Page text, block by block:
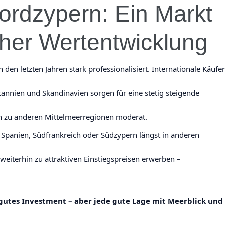
Ein Markt
Wertentwicklung
letzten Jahren stark professionalisiert. Internationale Käufer
und Skandinavien sorgen für eine stetig steigende
zu anderen Mittelmeerregionen moderat.
Südfrankreich oder Südzypern längst in anderen
weiterhin zu attraktiven Einstiegspreisen erwerben –
Investment – aber jede gute Lage mit Meerblick und